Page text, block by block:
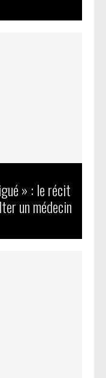
» : le récit
un médecin